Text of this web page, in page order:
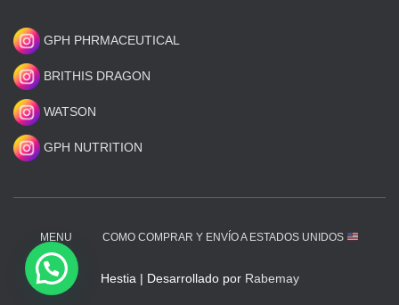
GPH PHRMACEUTICAL
BRITHIS DRAGON
WATSON
GPH NUTRITION
MENU COMO COMPRAR Y ENVÍO A ESTADOS UNIDOS
Hestia | Desarrollado por Rabemay